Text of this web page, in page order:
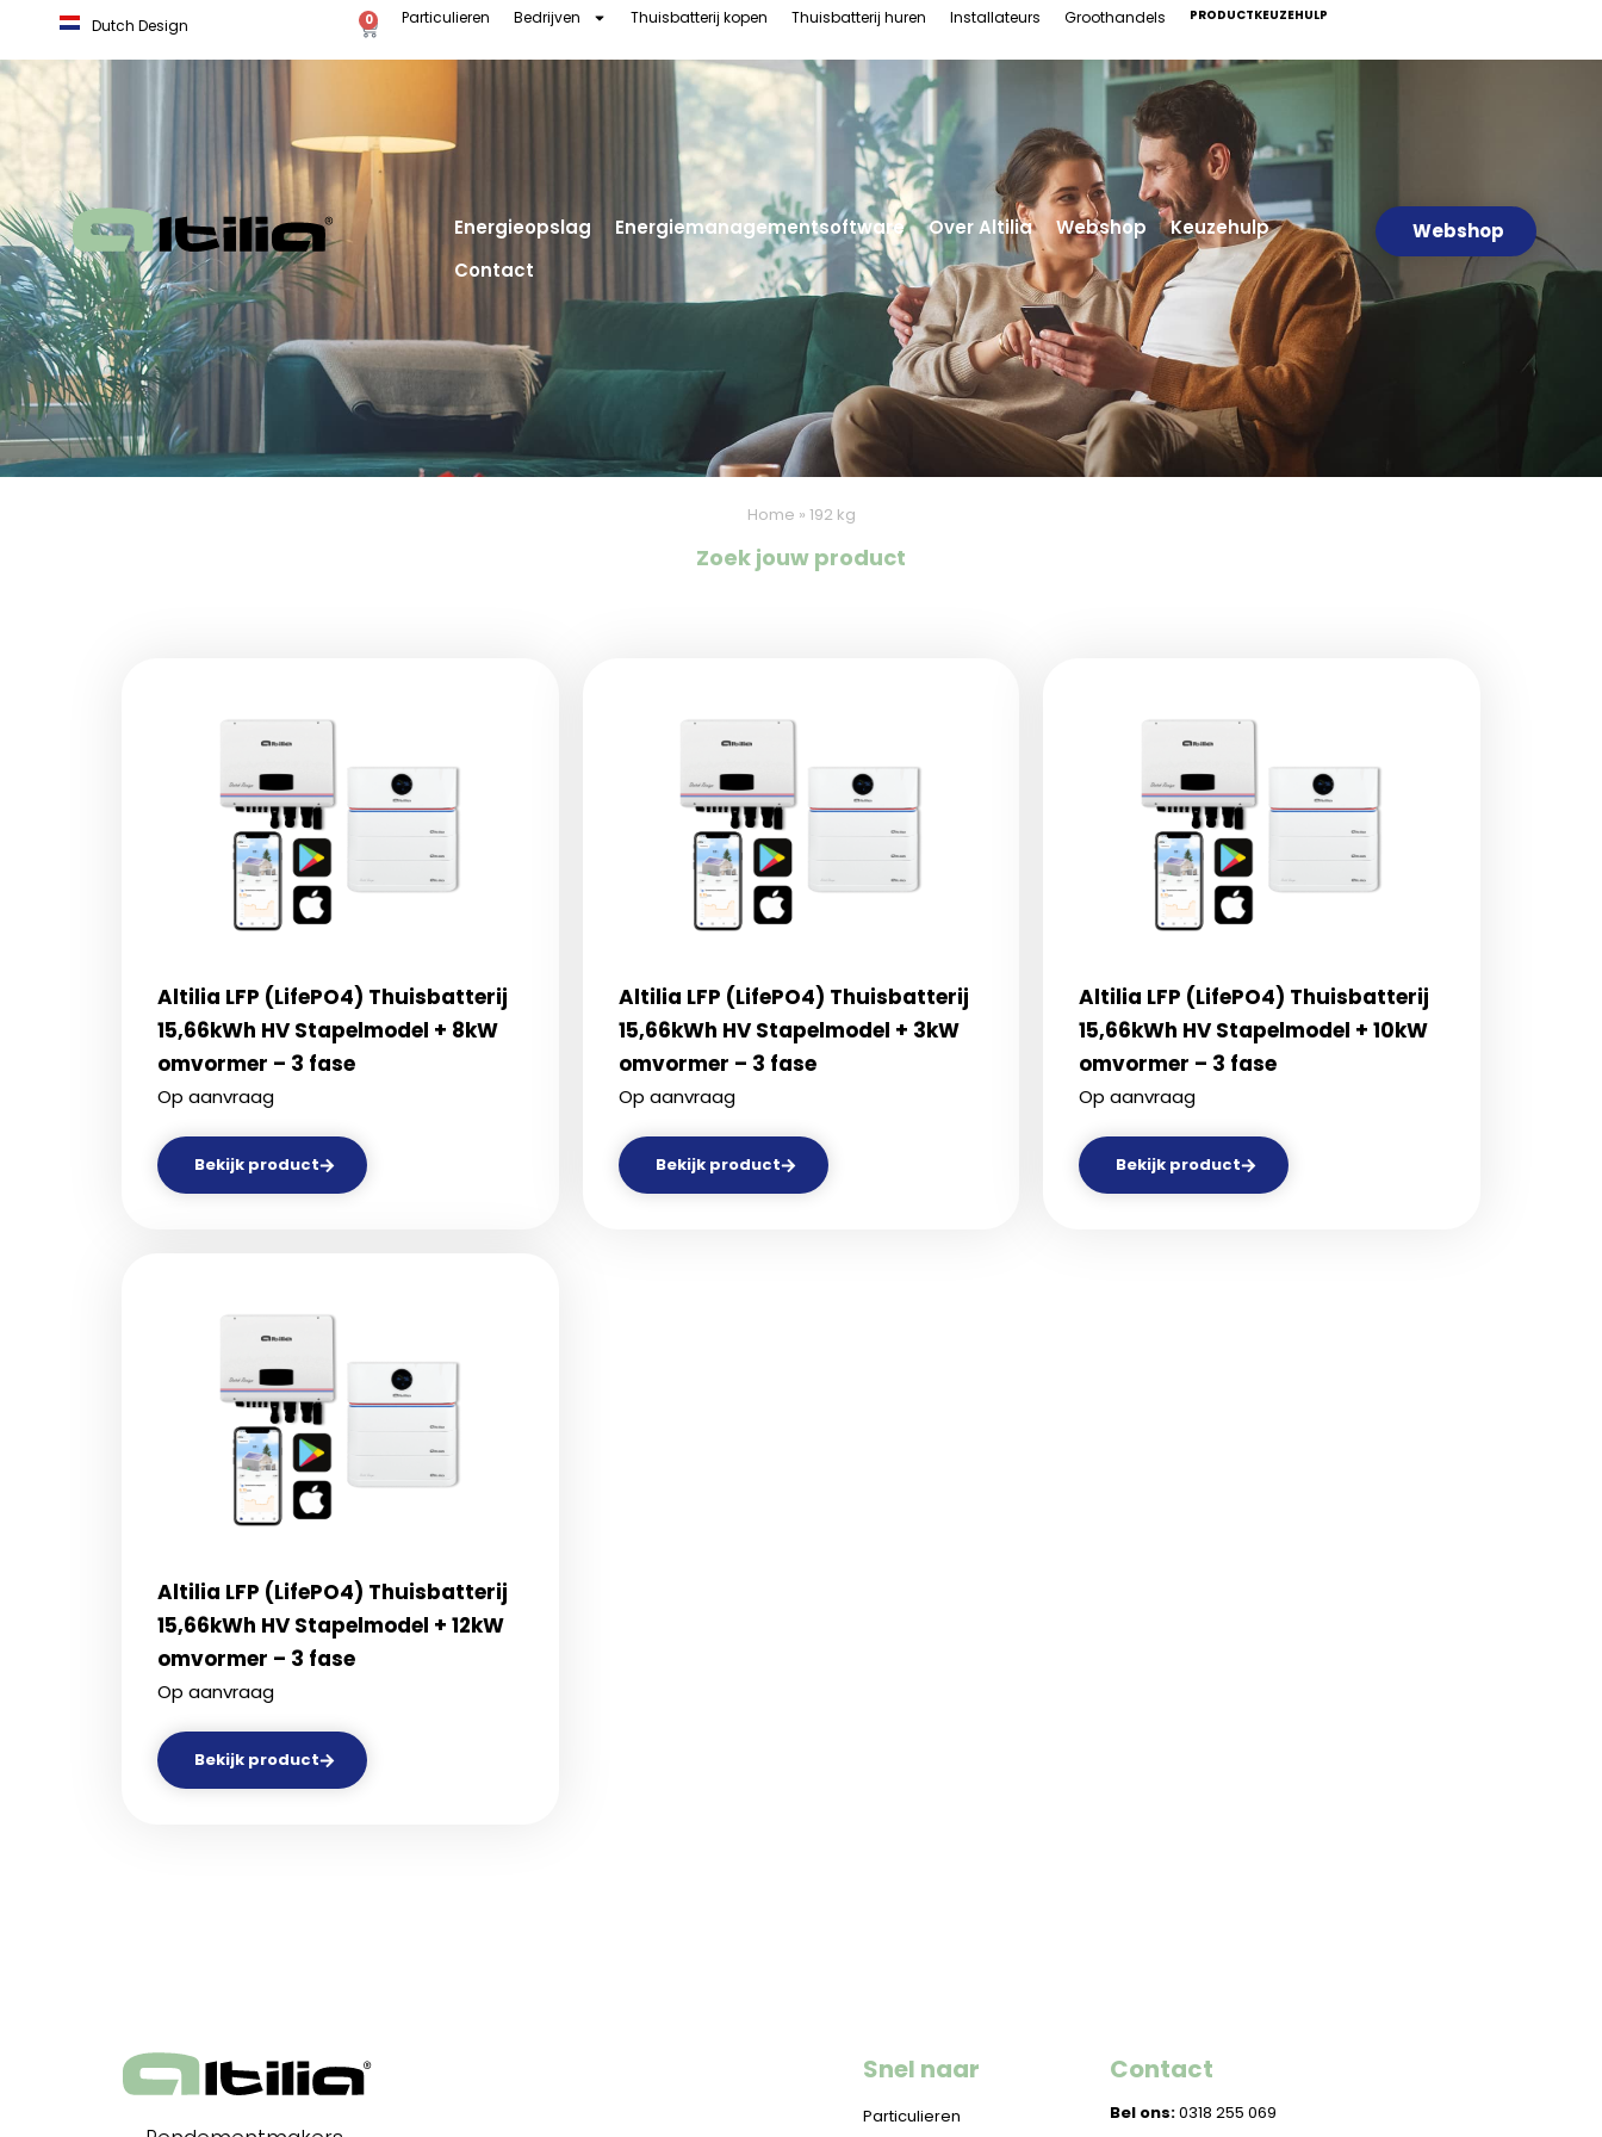
Dutch Design 0 Particulieren Bedrijven Thuisbatterij kopen Thuisbatterij huren Installateurs Groothandels PRODUCTKEUZEHULP
Energieopslag Energiemanagementsoftware Over Altilia Webshop
Keuzehulp
Contact
Webshop
Home » 192 kg
Zoek jouw product
Altilia LFP (LifePO4) Thuisbatterij
15,66kWh HV Stapelmodel + 8kW
omvormer – 3 fase
Op aanvraag
Bekijk product
Altilia LFP (LifePO4) Thuisbatterij
15,66kWh HV Stapelmodel + 3kW
omvormer – 3 fase
Op aanvraag
Bekijk product
Altilia LFP (LifePO4) Thuisbatterij
15,66kWh HV Stapelmodel + 10kW
omvormer – 3 fase
Op aanvraag
Bekijk product
Altilia LFP (LifePO4) Thuisbatterij
15,66kWh HV Stapelmodel + 12kW
omvormer – 3 fase
Op aanvraag
Bekijk product
Snel naar
Particulieren
Contact
Bel ons:0318 255 069